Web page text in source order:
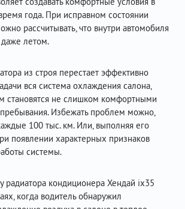
года. При исправном состоянии
рассчитывать, что внутри автомобиля
летом.
из строя перестает эффективно
вся система охлаждения салона,
становятся не слишком комфортными
Избежать проблем можно,
100 тыс. км. Или, выполняя его
появлении характерных признаков
системы.
радиатора кондиционера Хендай ix35
когда водитель обнаружил